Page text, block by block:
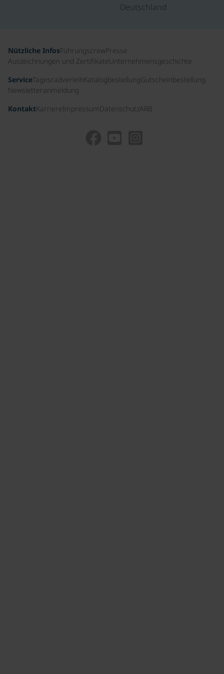
Deutschland
Nützliche InfosFührungscrewPresse
Auszeichnungen und ZertifikateUnternehmensgeschichte
ServiceTagesradverleihKatalogbestellungGutscheinbestellung
Newsletteranmeldung
KontaktKarriereImpressum DatenschutzARB